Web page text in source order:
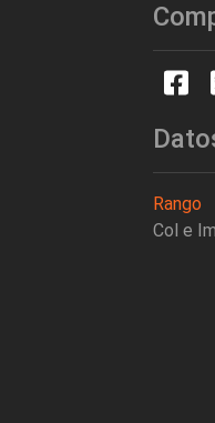
Rango
Col e